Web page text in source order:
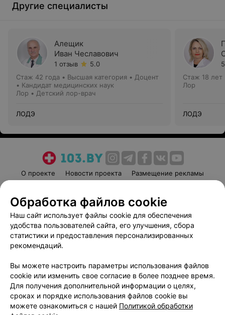
Другие специалисты
Алещик
Иван Чеславович
1 отзыв
5.0
Стаж 42 года • Высшая категория • Доцент
• Кандидат медицинских наук
Лор • Детский лор-врач
ЛОДЭ
Стаж 18 лет
Лор
ЛОДЭ
О проекте Новости проекта
Размещение рекламы
Пользовательское соглашение
Способы оплаты
Вакансии
Партнеры
Написать руководителю 103.by
Обработка персональных данных
Обработка файлов cookie
Наш сайт использует файлы cookie для обеспечения
удобства пользователей сайта, его улучшения, сбора
статистики и предоставления персонализированных
рекомендаций.
Вы можете настроить параметры использования файлов
cookie или изменить свое согласие в более позднее время.
Для получения дополнительной информации о целях,
сроках и порядке использования файлов cookie вы
можете ознакомиться с нашей Политикой обработки